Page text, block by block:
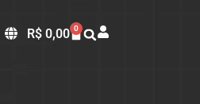
R$ 0,00 0